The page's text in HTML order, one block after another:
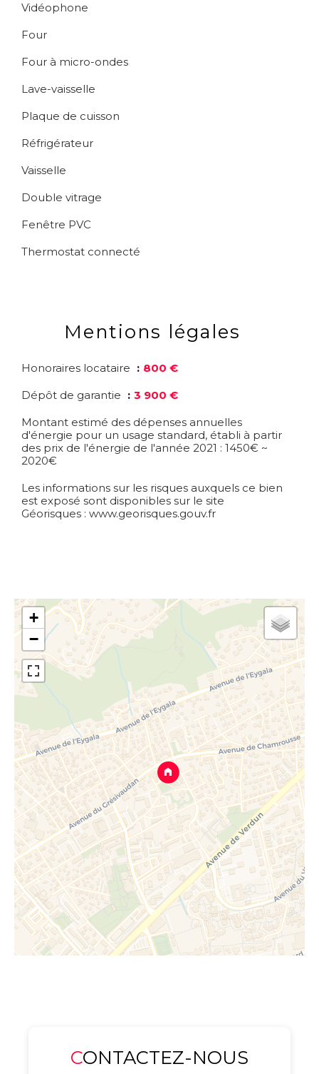
Vidéophone
Four
Four à micro-ondes
Lave-vaisselle
Plaque de cuisson
Réfrigérateur
Vaisselle
Double vitrage
Fenêtre PVC
Thermostat connecté
Mentions légales
Honoraires locataire
800 €
Dépôt de garantie
3 900 €
Montant estimé des dépenses annuelles
d'énergie pour un usage standard, établi à partir
des prix de l'énergie de l'année 2021 : 1450€ ~
2020€
Les informations sur les risques auxquels ce bien
est exposé sont disponibles sur le site
Géorisques : www.georisques.gouv.fr
+
−
CONTACTEZ-NOUS